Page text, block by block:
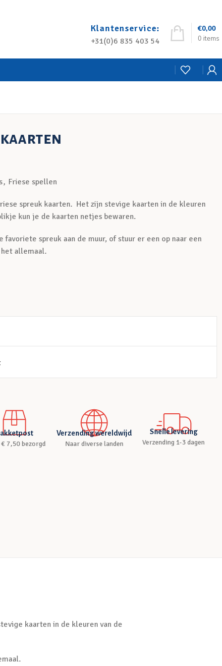
Klantenservice:
+31(0)6 835 403 54 0 items
€0,00
kaarten
, Friese spellen
spreuk kaarten. Het zijn stevige kaarten in de kleuren
kun je de kaarten netjes bewaren.
spreuk aan de muur, of stuur er een op naar een
allemaal.
€ 7,50 bezorgd
Verzending wereldwijd
Naar diverse landen
Snelle levering
Verzending 1-3 dagen
kaarten in de kleuren van de